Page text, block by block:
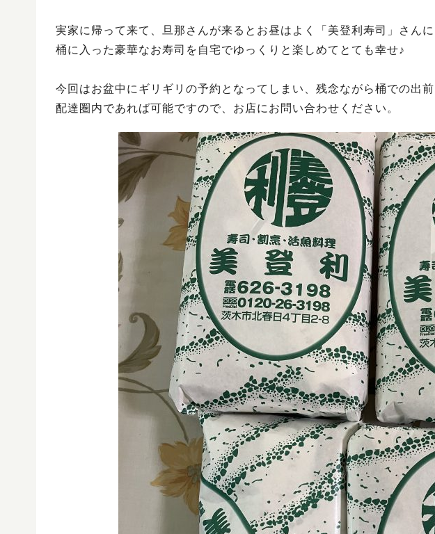
実家に帰って来て、旦那さんが来るとお昼はよく「美登利寿司」さんに
桶に入った豪華なお寿司を自宅でゆっくりと楽しめてとても幸せ♪
今回はお盆中にギリギリの予約となってしまい、残念ながら桶での出
配達圏内であれば可能ですので、お店にお問い合わせください。